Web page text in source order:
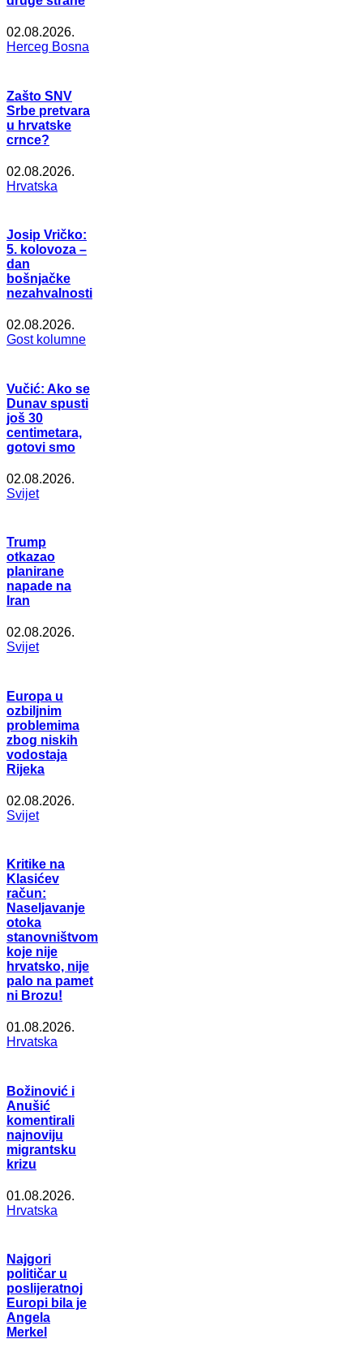
02.08.2026.
Herceg Bosna
Zašto SNV
Srbe pretvara
u hrvatske
crnce?
02.08.2026.
Hrvatska
Josip Vričko:
5. kolovoza –
dan
bošnjačke
nezahvalnosti
02.08.2026.
Gost kolumne
Vučić: Ako se
Dunav spusti
još 30
centimetara,
gotovi smo
02.08.2026.
Svijet
Trump
otkazao
planirane
napade na
Iran
02.08.2026.
Svijet
Europa u
ozbiljnim
problemima
zbog niskih
vodostaja
Rijeka
02.08.2026.
Svijet
Kritike na
Klasićev
račun:
Naseljavanje
otoka
stanovništvom
koje nije
hrvatsko, nije
palo na pamet
ni Brozu!
01.08.2026.
Hrvatska
Božinović i
Anušić
komentirali
najnoviju
migrantsku
krizu
01.08.2026.
Hrvatska
Najgori
političar u
poslijeratnoj
Europi bila je
Angela
Merkel